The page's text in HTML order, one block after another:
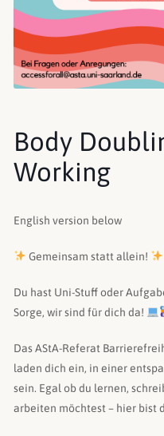
Body
Working
English version below
Gemeinsam statt allein!
Du hast Uni-Stuff oder
Sorge, wir sind für dich da!
Das AStA-Referat
laden dich ein, in einer
sein. Egal ob du lernen,
arbeiten möchtest – hier bist